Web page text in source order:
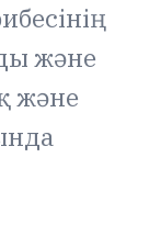
және
және